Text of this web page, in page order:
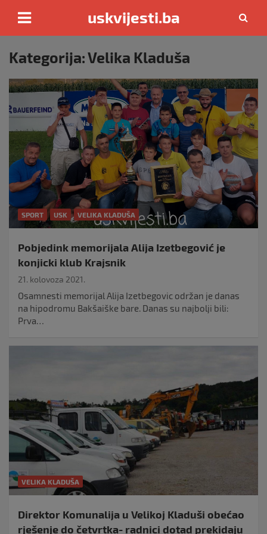
content
uskvijesti.ba
Kategorija:Velika Kladuša
SPORT USK VELIKA KLADUŠA
Pobjedink memorijala Alija Izetbegović je
konjicki klub Krajsnik
21. kolovoza 2021.
Osamnesti memorijal Alija Izetbegovic održan je danas
na hipodromu Bakšaiške bare. Danas su najbolji bili:
Prva…
VELIKA KLADUŠA
Direktor Komunalija u Velikoj Kladuši obećao
rješenje do četvrtka- radnici dotad prekidaju